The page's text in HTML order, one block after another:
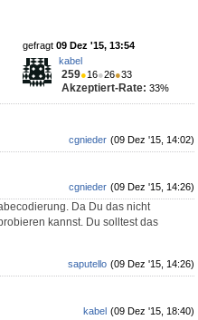
gefragt 09 Dez '15, 13:54
kabel
259●16●26●33
Akzeptiert-Rate: 33%
(09 Dez '15, 14:02)
cgnieder
(09 Dez '15, 14:26)
cgnieder
Da Du das nicht
kannst. Du solltest das
(09 Dez '15, 14:26)
saputello
(09 Dez '15, 18:40)
kabel